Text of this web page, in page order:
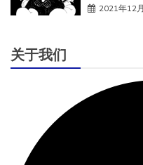
2021年12
关于我们